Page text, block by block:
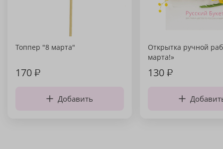
Топпер "8 марта"
170₽
Добавить
Открытка ручной
марта!»
130₽